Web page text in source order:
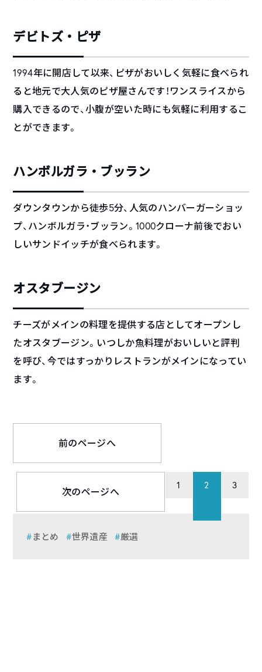
デビトズ・ピザ
1994年に開店して以来、ピザがおいしく気軽に食べられ
ると地元で大人気のピザ屋さんです！ワンスライスから
購入できるので、小腹が空いた時にも気軽に利用するこ
とができます。
ハンボルガラ・ブッラン
ダウンタウンから徒歩5分、人気のハンバーガーショッ
プ、ハンボルガラ・ブッラン。1000クローナ前後でおい
しいサンドイッチが食べられます。
オスタブージン
チーズがメインの料理を提供する店としてオープンし
たオスタブージン。いつしか魚料理がおいしいと評判
を呼び、今ではすっかりレストランがメインになってい
ます。
前のページへ
1 2 3
次のページへ
まとめ 世界遺産 厳選